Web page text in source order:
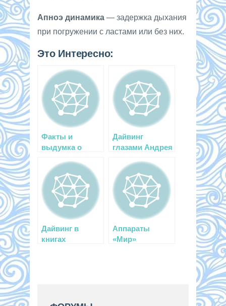
Апноэ динамика — задержка дыхания
при погружении с ластами или без них.
Это Интересно:
Факты и
выдумка о
Дайвинг
глазами Андрея
Дайвинг в
книгах
Аппараты
«Мир»